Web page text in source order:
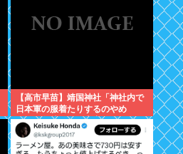
【高市早苗】靖国神社「神社内で
日本軍の服着たりするのやめ
ろ！」遊就館のお土産屋がこちら